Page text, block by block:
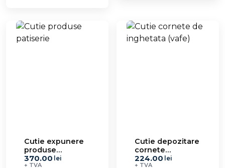
Cutie expunere
produse
patiserie SPPA
370.00 lei
+ TVA
Cutie depozitare
cornete
inghetata SPPA
224.00 lei
+ TVA